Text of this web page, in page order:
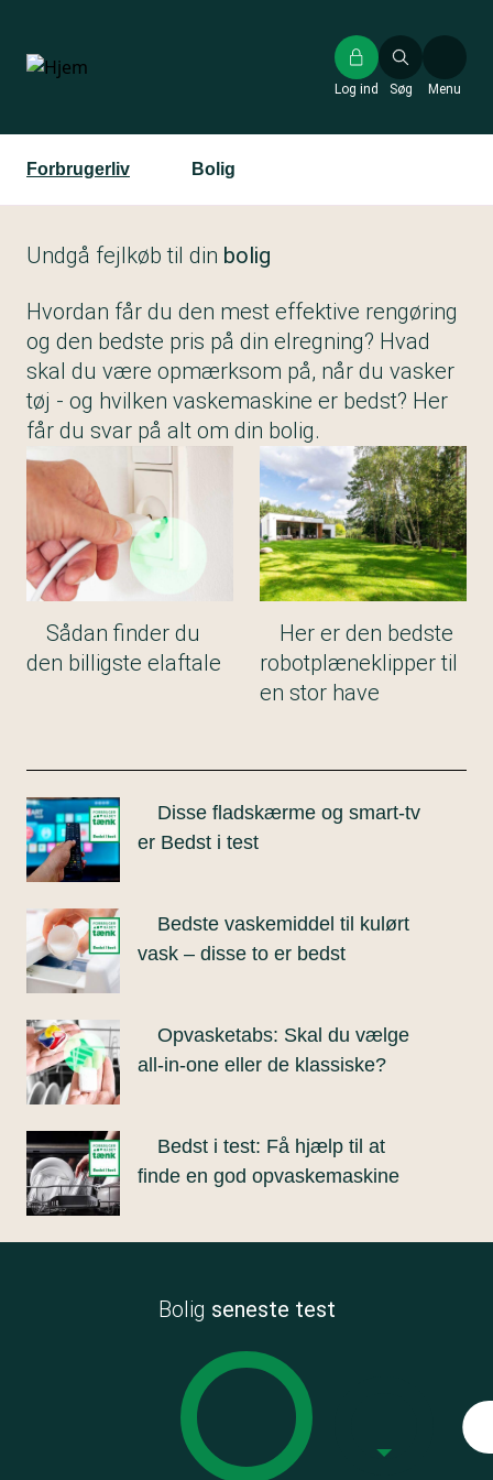
hovedindhold
Søg
Log ind Menu
Forbrugerliv Bolig
Undgå fejlkøb til din bolig
Hvordan får du den mest effektive rengøring
og den bedste pris på din elregning? Hvad
skal du være opmærksom på, når du vasker
tøj - og hvilken vaskemaskine er bedst? Her
får du svar på alt om din bolig.
Sådan finder du
den billigste elaftale
Her er den bedste
robotplæneklipper til
en stor have
Disse fladskærme og smart-tv
er Bedst i test
Bedste vaskemiddel til kulørt
vask – disse to er bedst
Opvasketabs: Skal du vælge
all-in-one eller de klassiske?
Bedst i test: Få hjælp til at
finde en god opvaskemaskine
Bolig seneste test